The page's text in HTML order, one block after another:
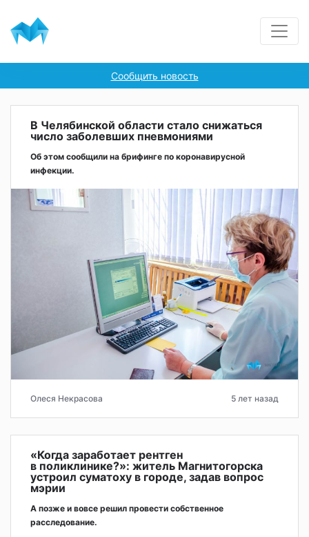
Сообщить новость
В Челябинской области стало снижаться
число заболевших пневмониями
Об этом сообщили на брифинге по коронавирусной
инфекции.
Олеся Некрасова 5 лет назад
«Когда заработает рентген
в поликлинике?»: житель Магнитогорска
устроил суматоху в городе, задав вопрос
мэрии
А позже и вовсе решил провести собственное
расследование.